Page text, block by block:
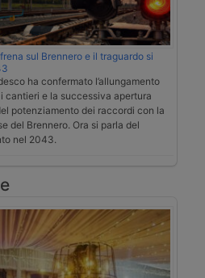
i
in Lombardia
l’Amazon Strike
Day per gli autisti
sul Brennero e il traguardo si
ha confermato l’allungamento
cantieri e la successiva apertura
potenziamento dei raccordi con la
del Brennero. Ora si parla del
nel 2043.